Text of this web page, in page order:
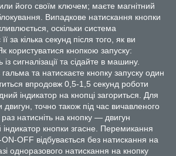
його своїм ключем; маєте магнітний
Випадкове натискання кнопки
оскільки система
за кілька секунд після того, як ви
користуватися кнопкою запуску:
сигналізації та сідайте в машину.
та натискаєте кнопку запуску один
впродовж 0,5-1,5 секунд роботи
індикатор на кнопці загориться. Для
точно також під час вичавленого
натисніть на кнопку — двигун
індикатор кнопки згасне. Перемикання
OFF відбувається без натискання на
одноразового натискання на кнопку